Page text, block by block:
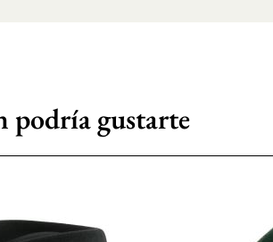
podría gustarte